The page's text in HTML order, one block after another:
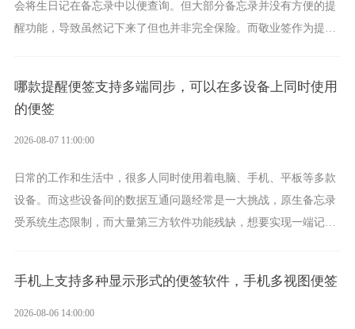
会将生日记在备忘录中以便查询。但大部分备忘录并没有方便的提
醒功能，导致虽然记下来了但也并非完全保险。而敬业签作为提醒
哪款提醒便签支持多端同步，可以在多设备上同时使用
的便签
2026-08-07 11:00:00
日常的工作和生活中，很多人同时使用着电脑、手机、平板等多款
设备。而这些设备间的数据互通问题经常是一大挑战，原生备忘录
受系统生态限制，而大量第三方软件功能残缺，想要实现一端记
手机上支持多种显示形式的便签软件，手机多视图便签
2026-08-06 14:00:00